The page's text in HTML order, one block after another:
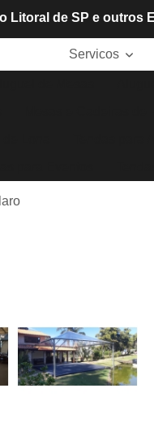
Litoral de SP e outros
Servicos